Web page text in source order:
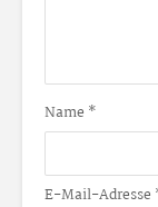
Name *
E-Mail-Adresse